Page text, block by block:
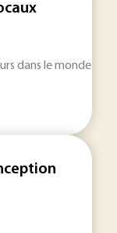
dans le monde :